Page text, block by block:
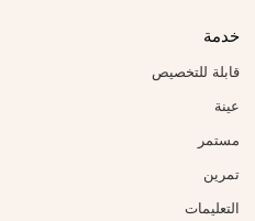
خدمة
قابلة للتخصيص
عينة
مستمر
تمرين
التعليمات